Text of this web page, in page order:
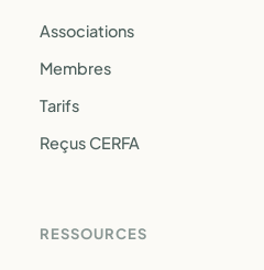
Associations
Membres
Tarifs
Reçus CERFA
RESSOURCES